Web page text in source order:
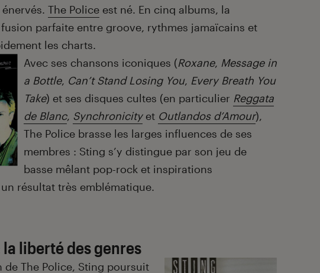
The Police est né. En cinq albums, la
parfaite entre groove, rythmes jamaïcains et
les charts.
Avec ses chansons iconiques (Roxane, Message in
a Bottle, Can’t Stand Losing You, Every Breath You
Take) et ses disques cultes (en particulier Reggata
de Blanc, Synchronicity et Outlandos d’Amour),
The Police brasse les larges influences de ses
membres : Sting s’y distingue par son jeu de
basse mêlant pop-rock et inspirations
résultat très emblématique.
liberté des genres
de The Police, Sting poursuit